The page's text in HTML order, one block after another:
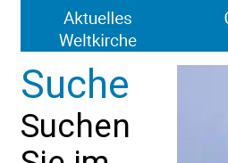
Suche
Suchen